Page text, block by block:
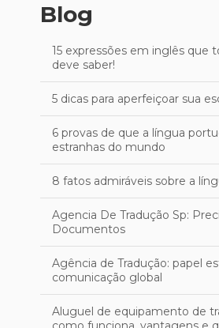
Blog
15 expressões em inglês que
deve saber!
5 dicas para aperfeiçoar sua
6 provas de que a língua
estranhas do mundo
8 fatos admiráveis sobre a
Agencia De Tradução Sp:
Documentos
Agência de Tradução: papel
comunicação global
Aluguel de equipamento de